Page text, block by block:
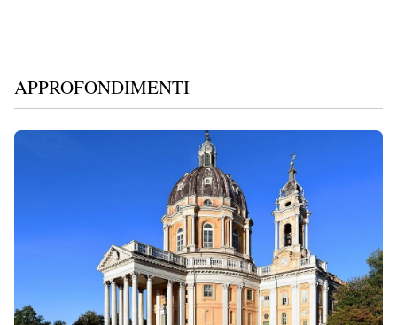
APPROFONDIMENTI